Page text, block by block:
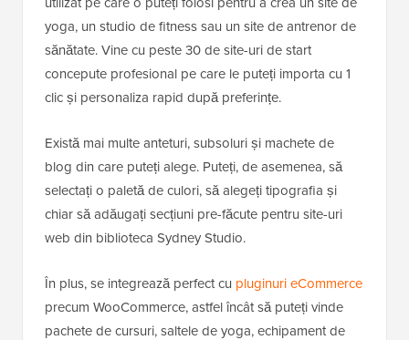
yoga, un studio de fitness sau un site de antrenor de
sănătate. Vine cu peste 30 de site-uri de start
concepute profesional pe care le puteți importa cu 1
clic și personaliza rapid după preferințe.
Există mai multe anteturi, subsoluri și machete de
blog din care puteți alege. Puteți, de asemenea, să
selectați o paletă de culori, să alegeți tipografia și
chiar să adăugați secțiuni pre-făcute pentru site-uri
web din biblioteca Sydney Studio.
În plus, se integrează perfect cu pluginuri eCommerce
precum WooCommerce, astfel încât să puteți vinde
pachete de cursuri, saltele de yoga, echipament de